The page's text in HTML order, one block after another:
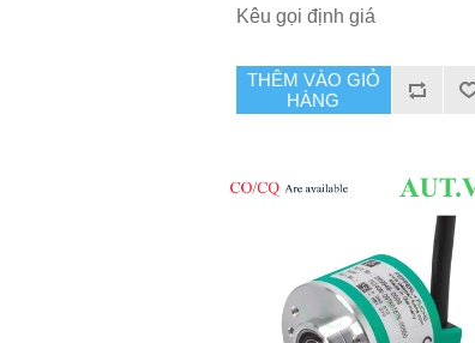
Kêu gọi định giá
THÊM VÀO GIỎ
HÀNG